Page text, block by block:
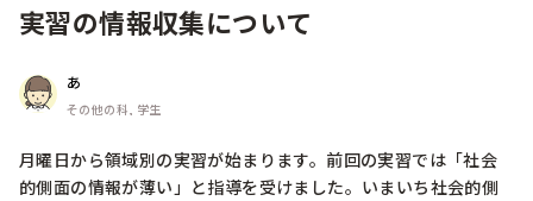
実習の情報収集について
あ
その他の科, 学生
月曜日から領域別の実習が始まります。前回の実習では「社会
的側面の情報が薄い」と指導を受けました。いまいち社会的側